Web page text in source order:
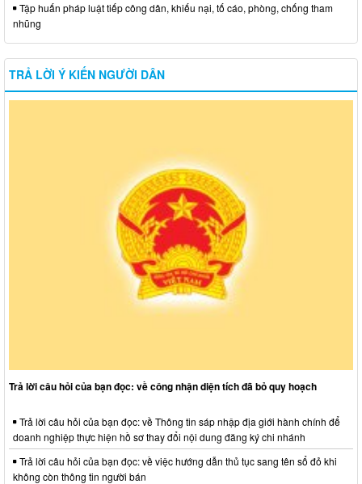
Tập huấn pháp luật tiếp công dân, khiếu nại, tố cáo, phòng, chống tham
nhũng
TRẢ LỜI Ý KIẾN NGƯỜI DÂN
Trả lời câu hỏi của bạn đọc: về công nhận diện tích đã bỏ quy hoạch
Trả lời câu hỏi của bạn đọc: về Thông tin sáp nhập địa giới hành chính để
doanh nghiệp thực hiện hồ sơ thay đổi nội dung đăng ký chi nhánh
Trả lời câu hỏi của bạn đọc: về việc hướng dẫn thủ tục sang tên sổ đỏ khi
không còn thông tin người bán